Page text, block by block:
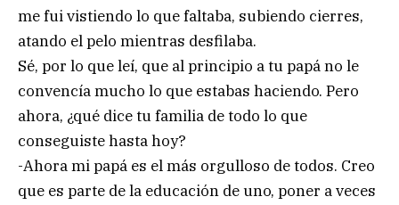
me fui vistiendo lo que faltaba, subiendo cierres,
atando el pelo mientras desfilaba.
Sé, por lo que leí, que al principio a tu papá no le
convencía mucho lo que estabas haciendo. Pero
ahora, ¿qué dice tu familia de todo lo que
conseguiste hasta hoy?
-Ahora mi papá es el más orgulloso de todos. Creo
que es parte de la educación de uno, poner a veces